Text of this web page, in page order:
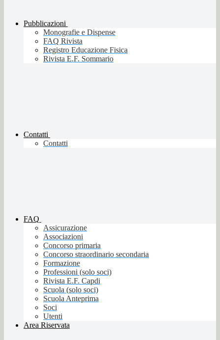
Pubblicazioni
Monografie e Dispense
FAQ Rivista
Registro Educazione Fisica
Rivista E.F. Sommario
Contatti
Contatti
FAQ
Assicurazione
Associazioni
Concorso primaria
Concorso straordinario secondaria
Formazione
Professioni (solo soci)
Rivista E.F. Capdi
Scuola (solo soci)
Scuola Anteprima
Soci
Utenti
Area Riservata